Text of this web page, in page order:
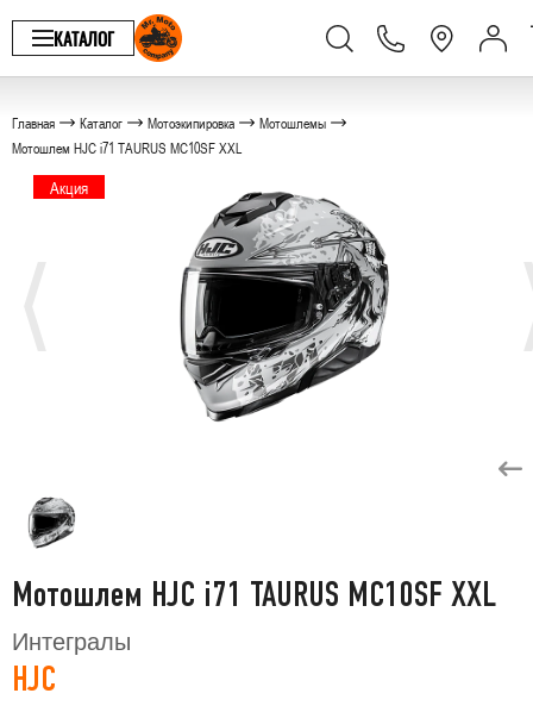
КАТАЛОГ
Главная Каталог Мотоэкипировка
Мотошлемы
Мотошлем HJC i71 TAURUS MC10SF XXL
Акция
Мотошлем HJC i71 TAURUS MC10SF XXL
Интегралы
HJC